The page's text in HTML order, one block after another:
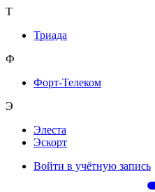
Т
Триада
Ф
Форт-Телеком
Э
Элеста
Эскорт
Войти в учётную запись